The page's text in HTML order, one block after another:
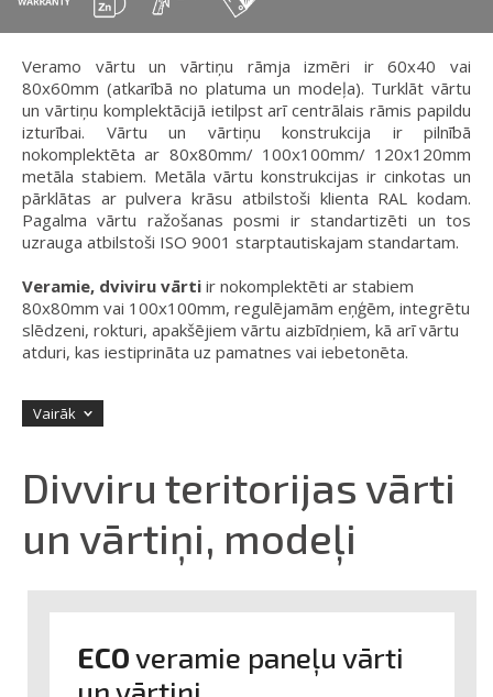
Veramo vārtu un vārtiņu rāmja izmēri ir 60x40 vai
80x60mm (atkarībā no platuma un modeļa). Turklāt vārtu
un vārtiņu komplektācijā ietilpst arī centrālais rāmis papildu
izturībai. Vārtu un vārtiņu konstrukcija ir pilnībā
nokomplektēta ar 80x80mm/ 100x100mm/ 120x120mm
metāla stabiem. Metāla vārtu konstrukcijas ir cinkotas un
pārklātas ar pulvera krāsu atbilstoši klienta RAL kodam.
Pagalma vārtu ražošanas posmi ir standartizēti un tos
uzrauga atbilstoši ISO 9001 starptautiskajam standartam.
Veramie, dviviru vārti ir nokomplektēti ar stabiem
80x80mm vai 100x100mm, regulējamām eņģēm, integrētu
slēdzeni, rokturi, apakšējiem vārtu aizbīdņiem, kā arī vārtu
atduri, kas iestiprināta uz pamatnes vai iebetonēta.
Vārtiņi ir nokomplektēti ar stabiem
100x100mm, regulējamām eņģēm, papildu 40x30mm
Vairāk
Divviru teritorijas vārti
un vārtiņi, modeļi
ECOveramie paneļu vārti